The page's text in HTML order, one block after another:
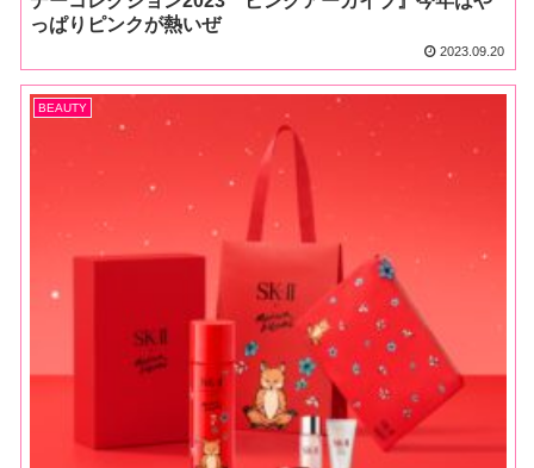
っぱりピンクが熱いぜ
2023.09.20
BEAUTY